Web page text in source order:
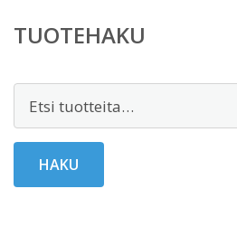
TUOTEHAKU
HAKU